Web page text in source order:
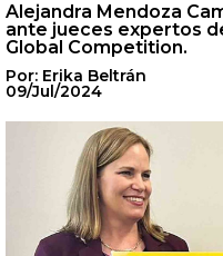
Alejandra Mendoza
ante jueces expertos
Global Competition.
Por: Erika Beltrán
09/Jul/2024